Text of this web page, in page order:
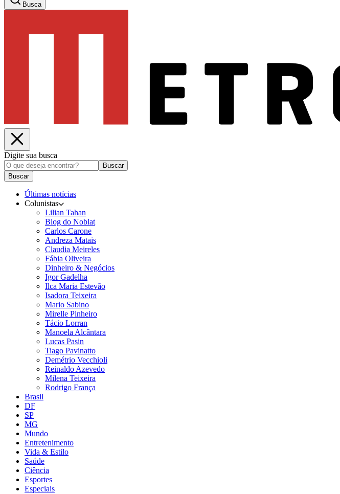
Busca
Digite sua busca
Buscar
Buscar
Últimas notícias
Colunistas
Lilian Tahan
Blog do Noblat
Carlos Carone
Andreza Matais
Claudia Meireles
Fábia Oliveira
Dinheiro & Negócios
Igor Gadelha
Ilca Maria Estevão
Isadora Teixeira
Mario Sabino
Mirelle Pinheiro
Tácio Lorran
Manoela Alcântara
Lucas Pasin
Tiago Pavinatto
Demétrio Vecchioli
Reinaldo Azevedo
Milena Teixeira
Rodrigo França
Brasil
DF
SP
MG
Mundo
Entretenimento
Vida & Estilo
Saúde
Ciência
Esportes
Especiais